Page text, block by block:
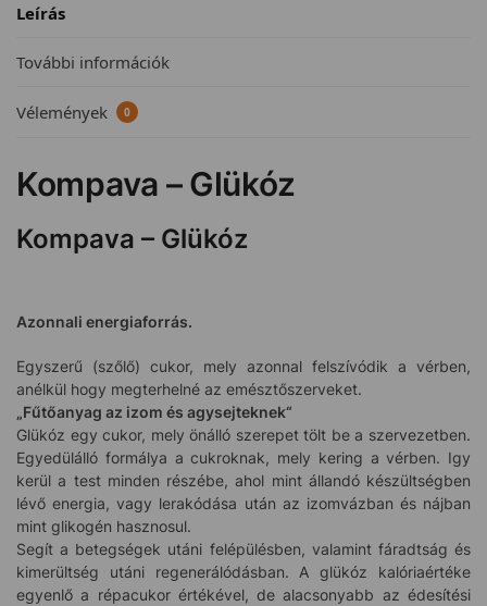
Leírás
További információk
Vélemények 0
Kompava – Glükóz
Kompava – Glükóz
Azonnali energiaforrás.
Egyszerű (szőlő) cukor, mely azonnal felszívódik a vérben,
anélkül hogy megterhelné az emésztőszerveket.
„Fűtőanyag az izom és agysejteknek“
Glükóz egy cukor, mely önálló szerepet tölt be a szervezetben.
Egyedülálló formálya a cukroknak, mely kering a vérben. Igy
kerül a test minden részébe, ahol mint állandó készültségben
lévő energia, vagy lerakódása után az izomvázban és nájban
mint glikogén hasznosul.
Segít a betegségek utáni felépülésben, valamint fáradtság és
kimerültség utáni regenerálódásban. A glükóz kalóriaértéke
egyenlő a répacukor értékével, de alacsonyabb az édesítési